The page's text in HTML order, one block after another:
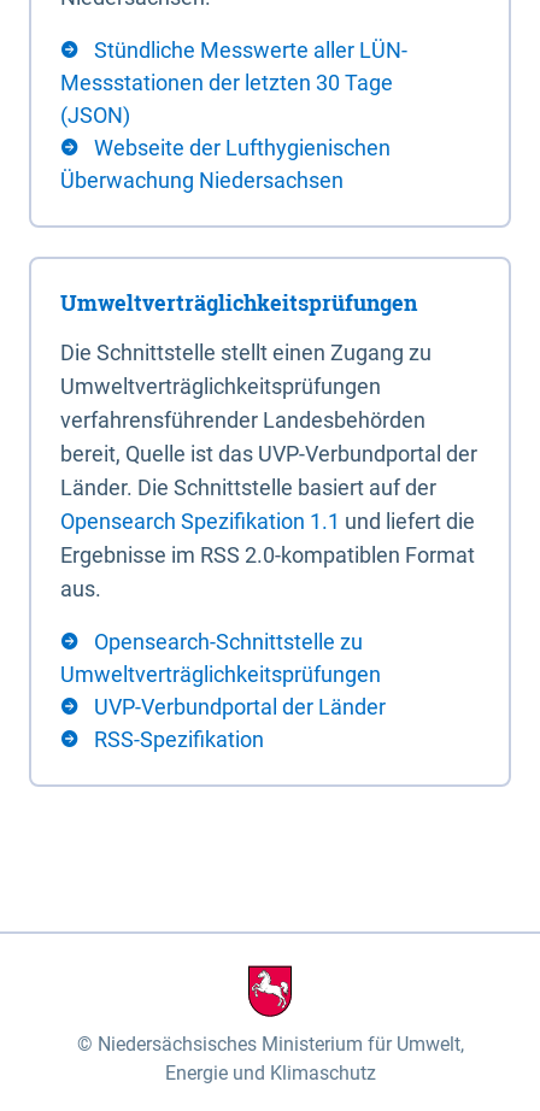
Stündliche Messwerte aller LÜN-
Messstationen der letzten 30 Tage
(JSON)
Webseite der Lufthygienischen
Überwachung Niedersachsen
Umweltverträglichkeitsprüfungen
Die Schnittstelle stellt einen Zugang zu
Umweltverträglichkeitsprüfungen
verfahrensführender Landesbehörden
bereit, Quelle ist das UVP-Verbundportal der
Länder. Die Schnittstelle basiert auf der
Opensearch Spezifikation 1.1 und liefert die
Ergebnisse im RSS 2.0-kompatiblen Format
aus.
Opensearch-Schnittstelle zu
Umweltverträglichkeitsprüfungen
UVP-Verbundportal der Länder
RSS-Spezifikation
Niedersächsisches Ministerium für Umwelt,
Energie und Klimaschutz